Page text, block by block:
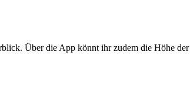
Über die App könnt ihr zudem die Höhe